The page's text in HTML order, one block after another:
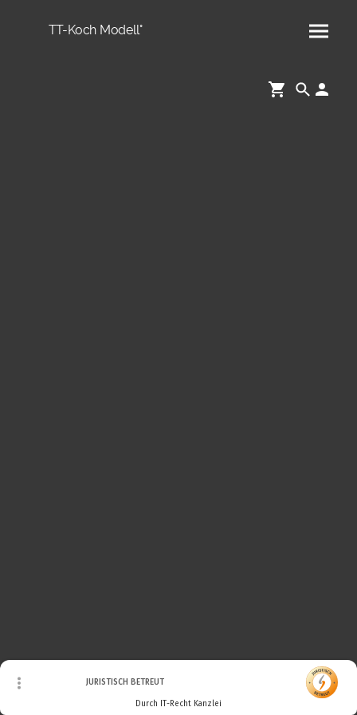
TT-Koch Modell°
JURISTISCH BETREUT
Durch IT-Recht Kanzlei